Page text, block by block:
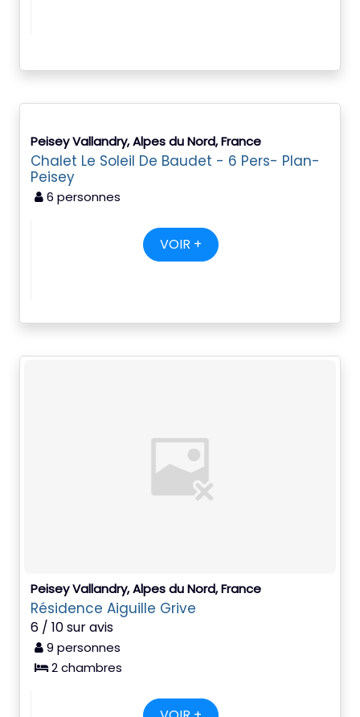
Peisey Vallandry, Alpes du Nord, France
Chalet Le Soleil De Baudet - 6 Pers- Plan-
Peisey
6 personnes
VOIR +
Peisey Vallandry, Alpes du Nord, France
Résidence Aiguille Grive
6 / 10 sur avis
9 personnes
2 chambres